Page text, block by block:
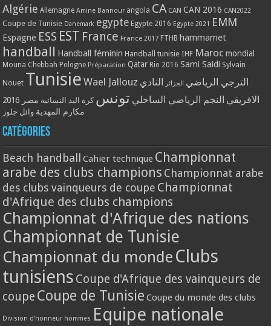
Algérie Allemagne Amine Bannour angola CA CAN CAN 2016 CAN2022
Coupe de Tunisie Danemark egypte Egypte 2016 Egypte 2021 EMM
Espagne ESS EST France France 2017 FTHB hammamet
handball Handball féminin Handball tunisie IHF Maroc mondial
Mouna Chebbah Pologne Préparation Qatar Rio 2016 Sami Saidi Sylvain
Nouet Tunisie Wael Jallouz الترجي الرياضي الجزائر النادي
الافريقي النجم الرياضي الساحلي تونس كرة اليد النسائية مصر 2016
مكارم المهدية وائل جلوز
Catégories
Beach handball Cahier technique Championnat
arabe des clubs champions Championnat arabe
des clubs vainqueurs de coupe Championnat
d'Afrique des clubs champions
Championnat d'Afrique des nations
Championnat de Tunisie
Championnat du monde Clubs
tunisiens Coupe d'Afrique des vainqueurs de
coupe Coupe de Tunisie Coupe du monde des clubs
Division d'honneur hommes Equipe nationale